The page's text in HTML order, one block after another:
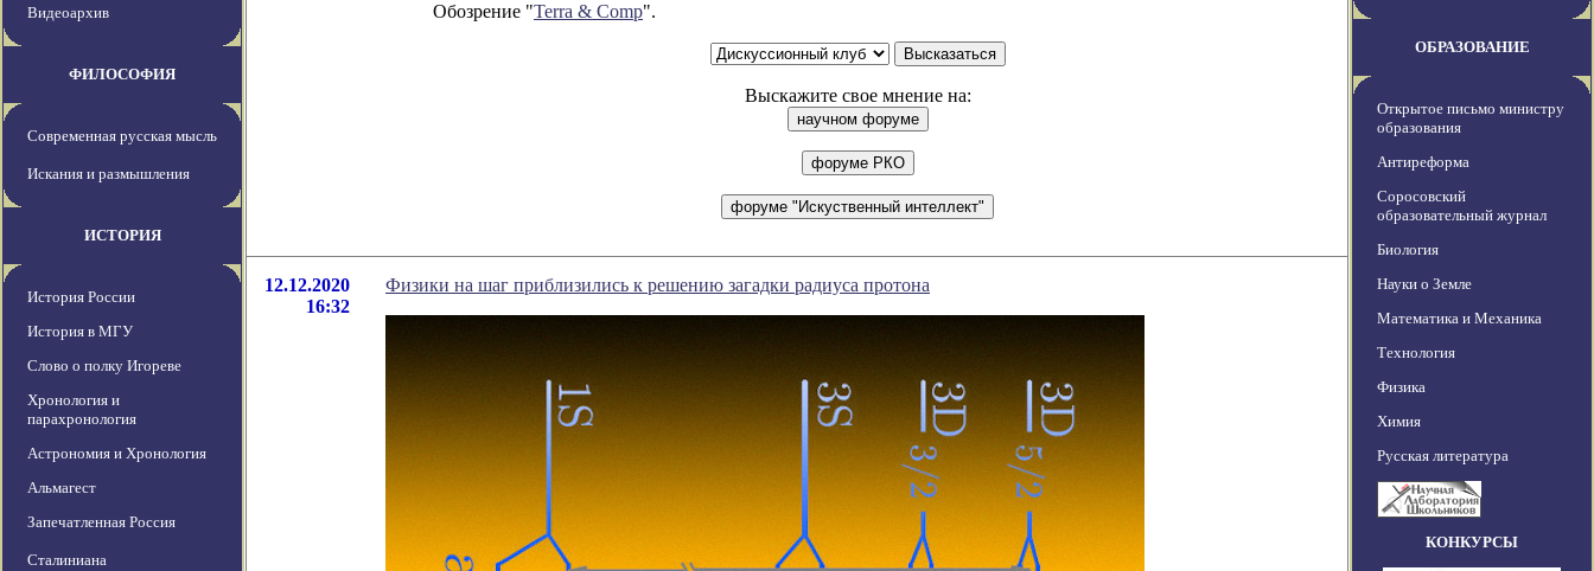
Видеоархив
ФИЛОСОФИЯ
Современная русская мысль
Искания и размышления
ИСТОРИЯ
История России
История в МГУ
Слово о полку Игореве
Хронология и
парахронология
Астрономия и Хронология
Альмагест
Запечатленная Россия
Сталиниана
Обозрение "Terra & Comp".
Выскажите свое мнение на:
12.12.2020
16:32
Физики на шаг приблизились к решению загадки радиуса протона
ОБРАЗОВАНИЕ
Открытое письмо министру
образования
Антиреформа
Соросовский
образовательный журнал
Биология
Науки о Земле
Математика и Механика
Технология
Физика
Химия
Русская литература
КОНКУРСЫ